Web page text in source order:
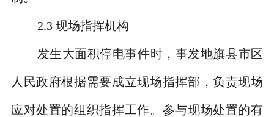
2.3 现场指挥机构
发生大面积停电事件时，事发地旗县市区
人民政府根据需要成立现场指挥部，负责现场
应对处置的组织指挥工作。参与现场处置的有